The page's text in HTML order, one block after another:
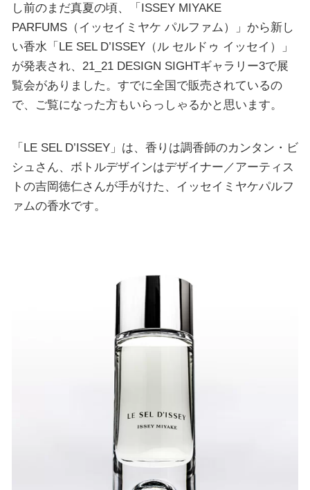
し前のまだ真夏の頃、「ISSEY MIYAKE
PARFUMS（イッセイミヤケ パルファム）」から新し
い香水「LE SEL D’ISSEY（ル セルドゥ イッセイ）」
が発表され、21_21 DESIGN SIGHTギャラリー3で展
覧会がありました。すでに全国で販売されているの
で、ご覧になった方もいらっしゃるかと思います。
「LE SEL D’ISSEY」は、香りは調香師のカンタン・ビ
シュさん、ボトルデザインはデザイナー／アーティス
トの吉岡徳仁さんが手がけた、イッセイミヤケパルフ
ァムの香水です。